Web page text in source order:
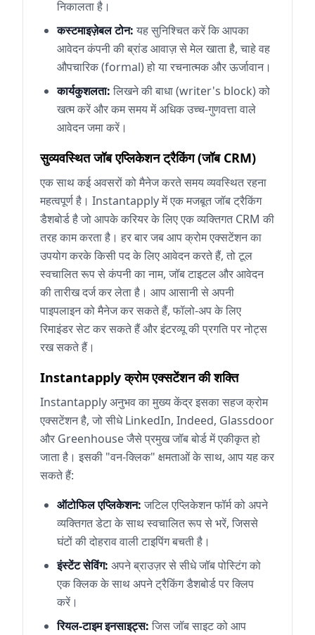
निकालता है।
कस्टमाइज़ेबल टोन: यह सुनिश्चित करें कि आपका
आवेदन कंपनी की ब्रांड आवाज़ से मेल खाता है, चाहे वह
औपचारिक (formal) हो या रचनात्मक और ऊर्जावान।
कार्यकुशलता: लिखने की बाधा (writer's block) को
खत्म करें और कम समय में अधिक उच्च-गुणवत्ता वाले
आवेदन जमा करें।
सुव्यवस्थित जॉब एप्लिकेशन ट्रैकिंग (जॉब CRM)
एक साथ कई अवसरों को मैनेज करते समय व्यवस्थित रहना
महत्वपूर्ण है। Instantapply में एक मजबूत जॉब ट्रैकिंग
डैशबोर्ड है जो आपके करियर के लिए एक व्यक्तिगत CRM की
तरह काम करता है। हर बार जब आप क्रोम एक्सटेंशन का
उपयोग करके किसी पद के लिए आवेदन करते हैं, तो टूल
स्वचालित रूप से कंपनी का नाम, जॉब टाइटल और आवेदन
की तारीख दर्ज कर लेता है। आप आसानी से अपनी
पाइपलाइन को मैनेज कर सकते हैं, फॉलो-अप के लिए
रिमाइंडर सेट कर सकते हैं और इंटरव्यू की प्रगति पर नोट्स
रख सकते हैं।
Instantapply क्रोम एक्सटेंशन की शक्ति
Instantapply अनुभव का मुख्य केंद्र इसका सहज क्रोम
एक्सटेंशन है, जो सीधे LinkedIn, Indeed, Glassdoor
और Greenhouse जैसे प्रमुख जॉब बोर्ड में एकीकृत हो
जाता है। इसकी "वन-क्लिक" क्षमताओं के साथ, आप यह कर
सकते हैं:
ऑटोफिल एप्लिकेशन: जटिल एप्लिकेशन फॉर्म को अपने
व्यक्तिगत डेटा के साथ स्वचालित रूप से भरें, जिससे
घंटों की दोहराव वाली टाइपिंग बचती है।
इंस्टेंट सेविंग: अपने ब्राउज़र से सीधे जॉब पोस्टिंग को
एक क्लिक के साथ अपने ट्रैकिंग डैशबोर्ड पर क्लिप
करें।
रियल-टाइम इनसाइट्स: जिस जॉब साइट को आप